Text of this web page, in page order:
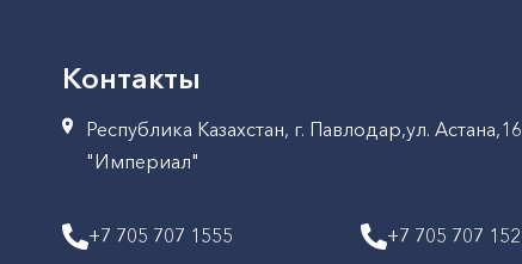
Контакты
Республика Казахстан, г. Павлодар,ул.
"Империал"
+7 705 707 1555 +7 705 707